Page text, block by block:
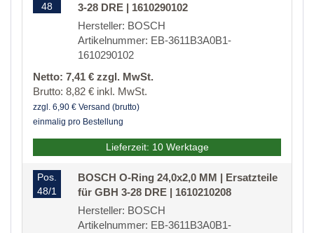
48
3-28 DRE | 1610290102
Hersteller: BOSCH
Artikelnummer: EB-3611B3A0B1-
1610290102
Netto: 7,41 € zzgl. MwSt.
Brutto: 8,82 € inkl. MwSt.
zzgl. 6,90 € Versand (brutto)
einmalig pro Bestellung
Lieferzeit: 10 Werktage
Pos.
48/1
BOSCH O-Ring 24,0x2,0 MM | Ersatzteile
für GBH 3-28 DRE | 1610210208
Hersteller: BOSCH
Artikelnummer: EB-3611B3A0B1-